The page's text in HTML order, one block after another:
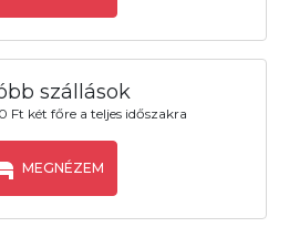
szállások
Ft két főre a teljes időszakra
MEGNÉZEM